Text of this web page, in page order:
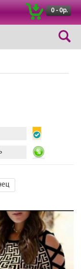
0 - 0р.